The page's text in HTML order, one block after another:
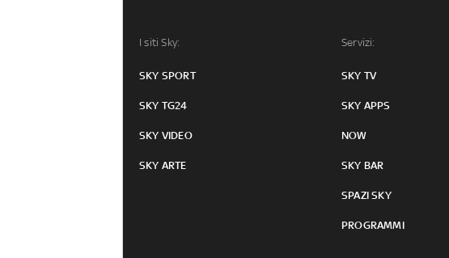
I siti Sky:
SKY SPORT
SKY TG24
SKY VIDEO
SKY ARTE
Servizi:
SKY TV
SKY APPS
NOW
SKY BAR
SPAZI SKY
PROGRAMMI